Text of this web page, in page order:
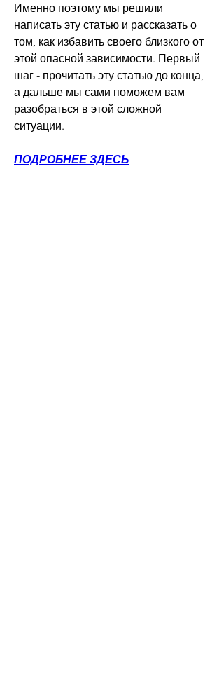
Именно поэтому мы решили
написать эту статью и рассказать о
том, как избавить своего близкого от
этой опасной зависимости. Первый
шаг - прочитать эту статью до конца,
а дальше мы сами поможем вам
разобраться в этой сложной
ситуации.
ПОДРОБНЕЕ ЗДЕСЬ